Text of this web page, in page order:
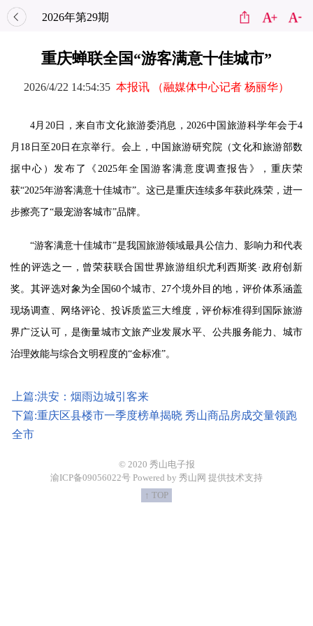
2026年第29期
重庆蝉联全国“游客满意十佳城市”
2026/4/22 14:54:35 本报讯 （融媒体中心记者 杨丽华）
4月20日，来自市文化旅游委消息，2026中国旅游科学年会于4
月18日至20日在京举行。会上，中国旅游研究院（文化和旅游部数
据中心）发布了《2025年全国游客满意度调查报告》，重庆荣
获“2025年游客满意十佳城市”。这已是重庆连续多年获此殊荣，进一
步擦亮了“最宠游客城市”品牌。
“游客满意十佳城市”是我国旅游领域最具公信力、影响力和代表
性的评选之一，曾荣获联合国世界旅游组织尤利西斯奖·政府创新
奖。其评选对象为全国60个城市、27个境外目的地，评价体系涵盖
现场调查、网络评论、投诉质监三大维度，评价标准得到国际旅游
界广泛认可，是衡量城市文旅产业发展水平、公共服务能力、城市
治理效能与综合文明程度的“金标准”。
上篇:洪安：烟雨边城引客来
下篇:重庆区县楼市一季度榜单揭晓 秀山商品房成交量领跑
全市
© 2020 秀山电子报
渝ICP备09056022号 Powered by 秀山网 提供技术支持
↑ TOP